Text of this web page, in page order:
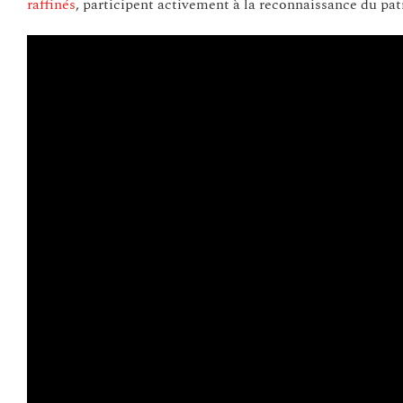
raffinés, participent activement à la reconnaissance du